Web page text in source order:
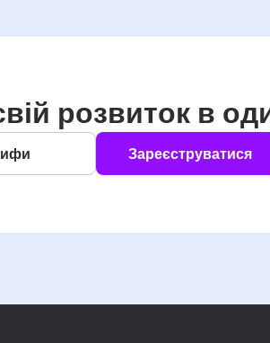
розвиток в
Зареєструватися